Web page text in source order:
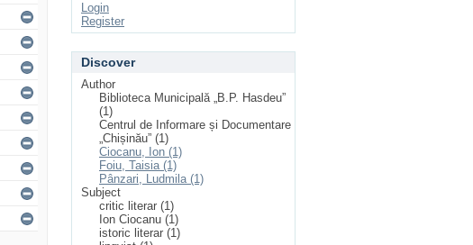
Login
Register
Discover
Author
Biblioteca Municipală „B.P. Hasdeu”
(1)
Centrul de Informare și Documentare
„Chișinău” (1)
Ciocanu, Ion (1)
Foiu, Taisia (1)
Pânzari, Ludmila (1)
Subject
critic literar (1)
Ion Ciocanu (1)
istoric literar (1)